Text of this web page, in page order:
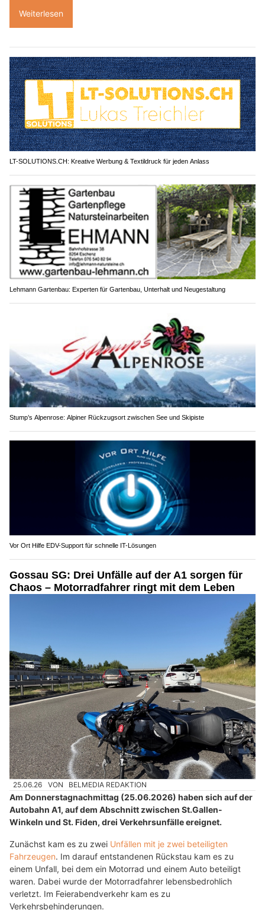
Weiterlesen
LT-SOLUTIONS.CH: Kreative Werbung & Textildruck für jeden Anlass
Lehmann Gartenbau: Experten für Gartenbau, Unterhalt und Neugestaltung
Stump’s Alpenrose: Alpiner Rückzugsort zwischen See und Skipiste
Vor Ort Hilfe EDV-Support für schnelle IT-Lösungen
Gossau SG: Drei Unfälle auf der A1 sorgen für
Chaos – Motorradfahrer ringt mit dem Leben
25.06.26 VON BELMEDIA REDAKTION
Am Donnerstagnachmittag (25.06.2026) haben sich auf der
Autobahn A1, auf dem Abschnitt zwischen St.Gallen-
Winkeln und St. Fiden, drei Verkehrsunfälle ereignet.
Zunächst kam es zu zwei Unfällen mit je zwei beteiligten
Fahrzeugen. Im darauf entstandenen Rückstau kam es zu
einem Unfall, bei dem ein Motorrad und einem Auto beteiligt
waren. Dabei wurde der Motorradfahrer lebensbedrohlich
verletzt. Im Feierabendverkehr kam es zu
Verkehrsbehinderungen.